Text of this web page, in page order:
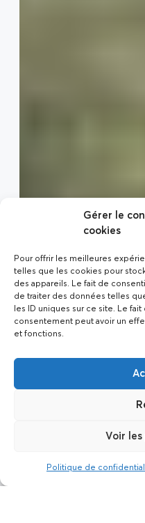
Gérer le
cookies
Pour offrir les meilleures
telles que les cookies pour
des appareils. Le fait de
de traiter des données telles
les ID uniques sur ce site. Le
consentement peut avoir un
et fonctions.
Voir
Politique de